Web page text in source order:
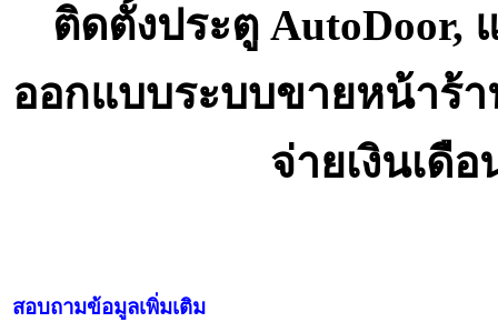
ติดตั้งประตู AutoDoor,
ออกแบบระบบขายหน้าร้า
จ่ายเงินเดื
สอบถามข้อมูลเพิ่มเติม